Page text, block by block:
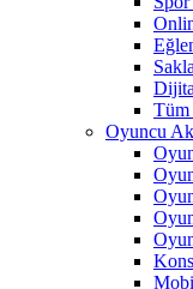
Tüm
Oyuncu